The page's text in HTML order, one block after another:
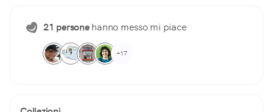
21 personehanno messo mi piace
+17